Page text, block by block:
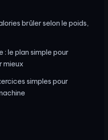
brûler selon le poids,
: le plan simple pour
mieux
simples pour